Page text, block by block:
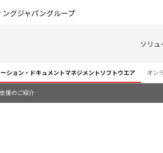
グジャパングループ
ソリュ
ション・ドキュメントマネジメントソフトウエア オン
援のご紹介